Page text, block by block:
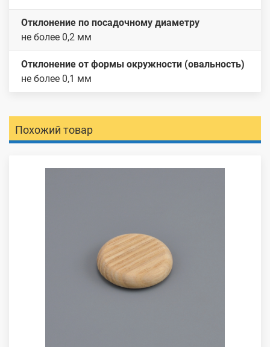
Отклонение по посадочному диаметру
не более 0,2 мм
Отклонение от формы окружности (овальность)
не более 0,1 мм
Похожий товар